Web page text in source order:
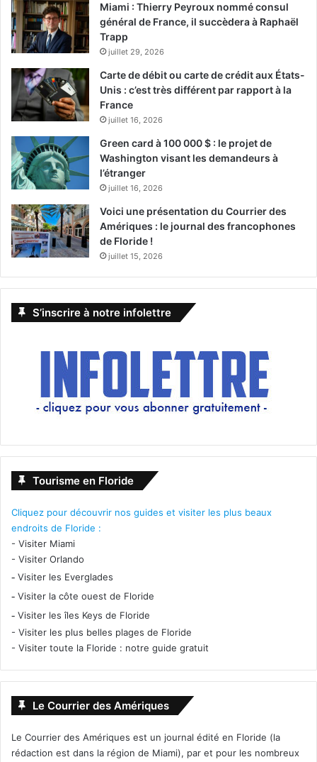
Miami : Thierry Peyroux nommé consul
général de France, il succèdera à Raphaël
Trapp
juillet 29, 2026
Carte de débit ou carte de crédit aux États-
Unis : c’est très différent par rapport à la
France
juillet 16, 2026
Green card à 100 000 $ : le projet de
Washington visant les demandeurs à
l’étranger
juillet 16, 2026
Voici une présentation du Courrier des
Amériques : le journal des francophones
de Floride !
juillet 15, 2026
S’inscrire à notre infolettre
Tourisme en Floride
Cliquez pour découvrir nos guides et visiter les plus beaux
endroits de Floride :
- Visiter Miami
- Visiter Orlando
- Visiter les Everglades
- Visiter la côte ouest de Floride
- Visiter les îles Keys de Floride
- Visiter les plus belles plages de Floride
- Visiter toute la Floride : notre guide gratuit
Le Courrier des Amériques
Le Courrier des Amériques est un journal édité en Floride (la
rédaction est dans la région de Miami), par et pour les nombreux